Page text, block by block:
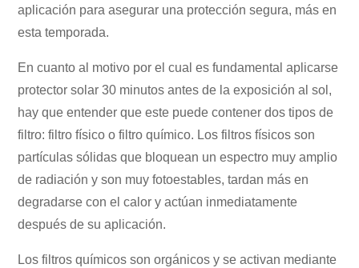
aplicación para asegurar una protección segura, más en
esta temporada.
En cuanto al motivo por el cual es fundamental aplicarse
protector solar 30 minutos antes de la exposición al sol,
hay que entender que este puede contener dos tipos de
filtro: filtro físico o filtro químico. Los filtros físicos son
partículas sólidas que bloquean un espectro muy amplio
de radiación y son muy fotoestables, tardan más en
degradarse con el calor y actúan inmediatamente
después de su aplicación.
Los filtros químicos son orgánicos y se activan mediante